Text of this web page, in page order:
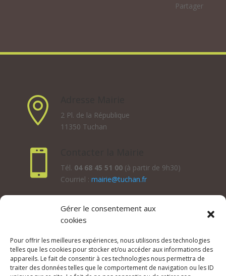
Gérer le consentement aux
cookies
Pour offrir les meilleures expériences, nous utilisons des technologies
telles que les cookies pour stocker et/ou accéder aux informations des
appareils. Le fait de consentir à ces technologies nous permettra de
traiter des données telles que le comportement de navigation ou les ID
Partager

2 Pl. de la République
11350 Tuchan
 Tél. 04 68 45 51 00 (à partir de 9h30)
Courriel : mairie@tuchan.fr
Horaires d'ouverture au public
Les lundis, mardis et jeudis : de 8h à 12h et de 13h30 à
Les mercredis : de 13h30 à 17h30.
Les vendredis : de 8h à 12h.